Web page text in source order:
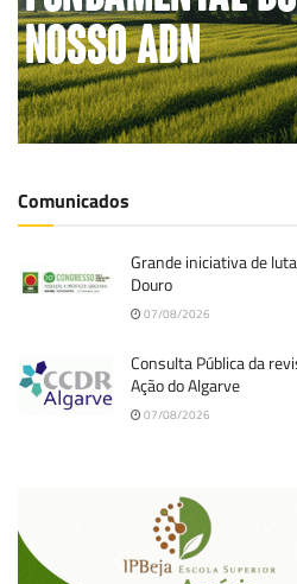
Comunicados
Grande iniciativa de
Douro
07/08/2026
Consulta Pública da
Ação do Algarve
07/08/2026